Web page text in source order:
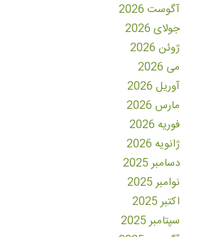
آگوست 2026
جولای 2026
ژوئن 2026
می 2026
آوریل 2026
مارس 2026
فوریه 2026
ژانویه 2026
دسامبر 2025
نوامبر 2025
اکتبر 2025
سپتامبر 2025